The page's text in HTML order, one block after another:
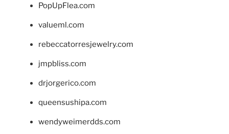
PopUpFlea.com
valueml.com
rebeccatorresjewelry.com
jmpbliss.com
drjorgerico.com
queensushipa.com
wendyweimerdds.com